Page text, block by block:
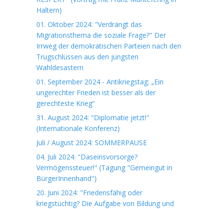
Haltern)
01. Oktober 2024: "Verdrängt das
Migrationsthema die soziale Frage?" Der
Irrweg der demokratischen Parteien nach den
Trugschlüssen aus den jüngsten
Wahldesastern
01. September 2024 - Antikriegstag: „Ein
ungerechter Frieden ist besser als der
gerechteste Krieg“
31. August 2024: "Diplomatie jetzt!"
(Internationale Konferenz)
Juli / August 2024: SOMMERPAUSE
04. Juli 2024: "Daseinsvorsorge?
Vermögenssteuer!" (Tagung "Gemeingut in
BürgerInnenhand")
20. Juni 2024: "Friedensfähig oder
kriegstüchtig? Die Aufgabe von Bildung und